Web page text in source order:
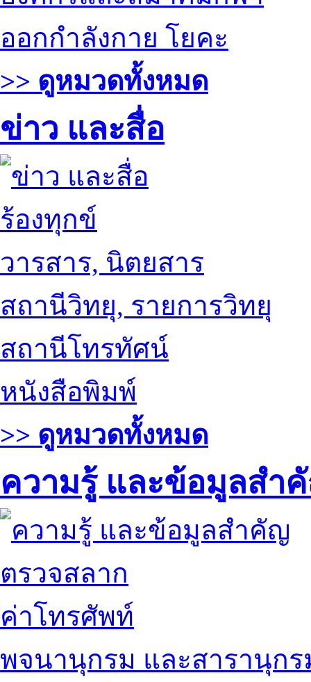
ออกกำลังกาย โยคะ
>> ดูหมวดทั้งหมด
ข่าว และสื่อ
ร้องทุกข์
วารสาร, นิตยสาร
สถานีวิทยุ, รายการวิทยุ
สถานีโทรทัศน์
หนังสือพิมพ์
>> ดูหมวดทั้งหมด
ความรู้ และข้อมูลสำ
ตรวจสลาก
ค่าโทรศัพท์
พจนานุกรม และสารานุกร